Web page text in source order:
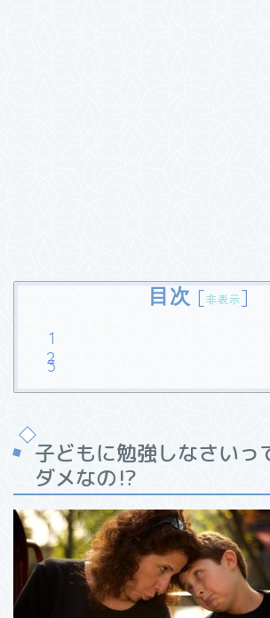
目次 [非表示]
子どもに勉強しなさいっ
ダメなの⁉︎